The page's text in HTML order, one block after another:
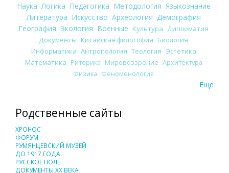
Наука Логика Педагогика Методология Языкознание
Литература Искусство Археология Демография
География Экология Военные Культура
Дипломатия
Документы Китайская философия Биология
Информатика Антропология Теология Эстетика
Математика Риторика Мировоззрение Архитектура
Физика Феноменология
Еще
Родственные сайты
ХРОНОС
ФОРУМ
РУМЯНЦЕВСКИЙ МУЗЕЙ
ДО 1917 ГОДА
РУССКОЕ ПОЛЕ
ДОКУМЕНТЫ XX ВЕКА